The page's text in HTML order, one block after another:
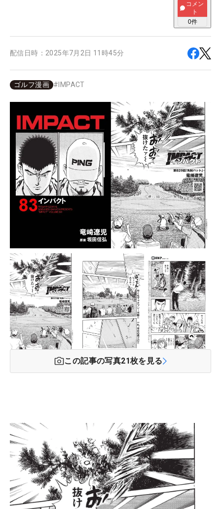
コメン
ト
0件
配信日時： 2025年7月2日 11時45分
ゴルフ漫画 # IMPACT
この記事の写真21枚を見る